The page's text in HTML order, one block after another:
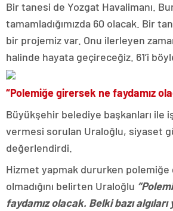
Bir tanesi de Yozgat Havalimanı.
tamamladığımızda 60 olacak. Bir
bir projemiz var. Onu ilerleyen
halinde hayata geçireceğiz. 61’i
“Polemiğe girersek ne faydamız
Büyükşehir belediye başkanları ile
vermesi sorulan Uraloğlu, siyaset
değerlendirdi.
Hizmet yapmak dururken
olmadığını belirten Uraloğlu
faydamız olacak. Belki bazı